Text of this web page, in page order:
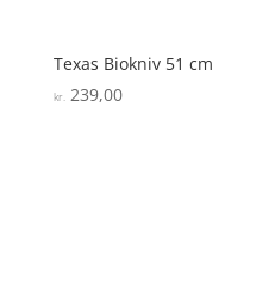
Texas Biokniv 51 cm
kr.239,00